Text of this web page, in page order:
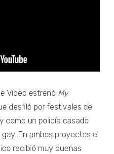
Video estrenó My
desfiló por festivales de
como un policía casado
En ambos proyectos el
recibió muy buenas